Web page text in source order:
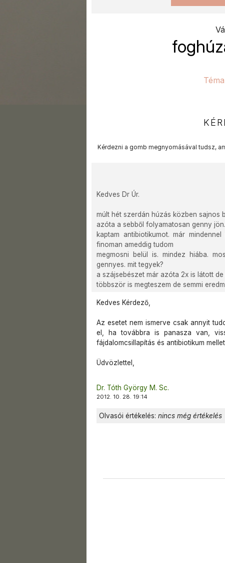
Kérdezni a gomb megnyomásával tudsz,
Kedves Dr Úr.
múlt hét szerdán húzás közben sajnos
azóta a sebből folyamatosan genny
kaptam antibiotikumot. már
finoman ameddig tudom
megmosni belül is. mindez hiába.
gennyes. mit tegyek?
a szájsebészet már azóta 2x is látott
többször is megteszem de semmi
Kedves Kérdező,
Az esetet nem ismerve csak annyit
el, ha továbbra is panasza van,
fájdalomcsillapítás és antibiotikum
Üdvözlettel,
Dr. Tóth György M. Sc.
2012. 10. 28. 19:14
Olvasói értékelés: nincs még értékelés